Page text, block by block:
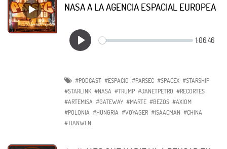
NASA A LA AGENCIA ESPACIAL EUROPEA
#PODCAST #ESPACIO #PARSEC #SPACEX #STARSHIP
#STARLINK #NASA #TRUMP #JANETPETRO #RECORTES
#ARTEMISA #GATEWAY #MARTE #BEZOS #AXIOM
#POLONIA #HUNGRIA #VOYAGER #ISAACMAN #CHINA
#TIANWEN